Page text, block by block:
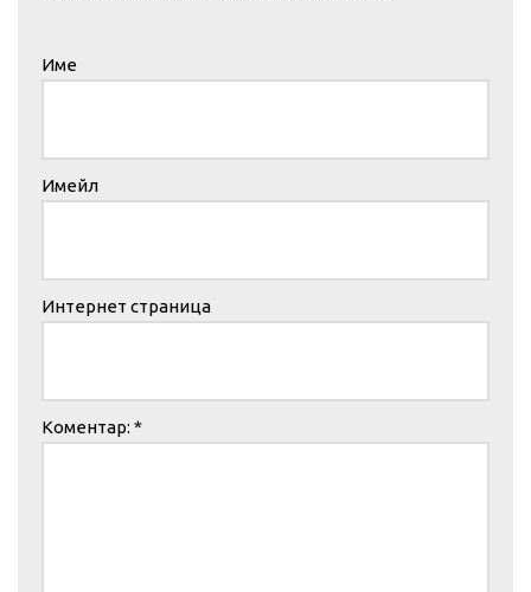
Име
Имейл
Интернет страница
Коментар: *